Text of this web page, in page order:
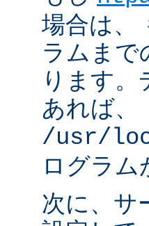
場合は、
ラムまで
ります
あれば、
/usr/
ログラム
次に、サ